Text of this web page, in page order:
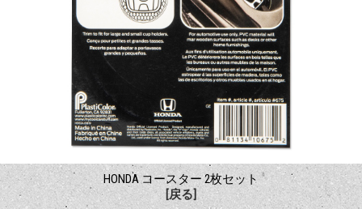
HONDA コースター 2枚セット
[戻る]